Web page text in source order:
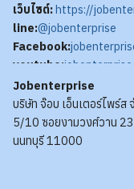
เว็บไซต์:https://
line:@jobenterprise
Facebook:
youtube:jobenterprise
Jobenterprise
บริษัท จ๊อบ เอ็นเตอร์ไพร์ส
5/10 ซอยงามวงศ์วาน
นนทบุรี 11000